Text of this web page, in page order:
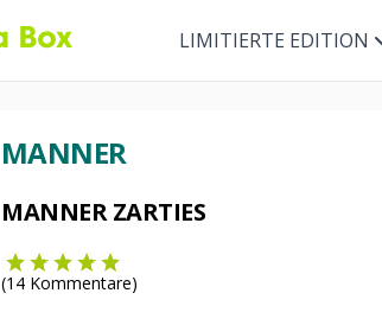
LIMITIERTE EDITION
MANNER
MANNER ZARTIES
(14 Kommentare)